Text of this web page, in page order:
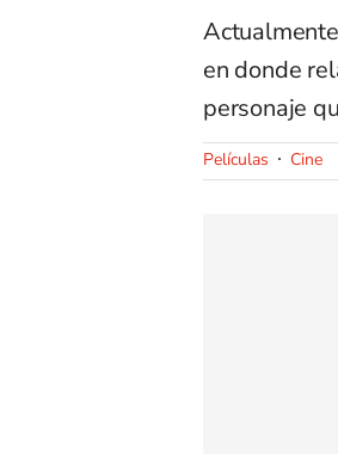
en donde
personaje
Películas Cine